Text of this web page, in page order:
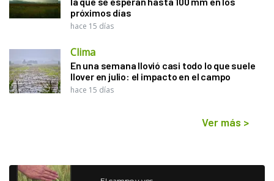
próximos días
hace 15 días
Clima
En una semana llovió casi todo lo que suele
llover en julio: el impacto en el campo
hace 15 días
Ver más >